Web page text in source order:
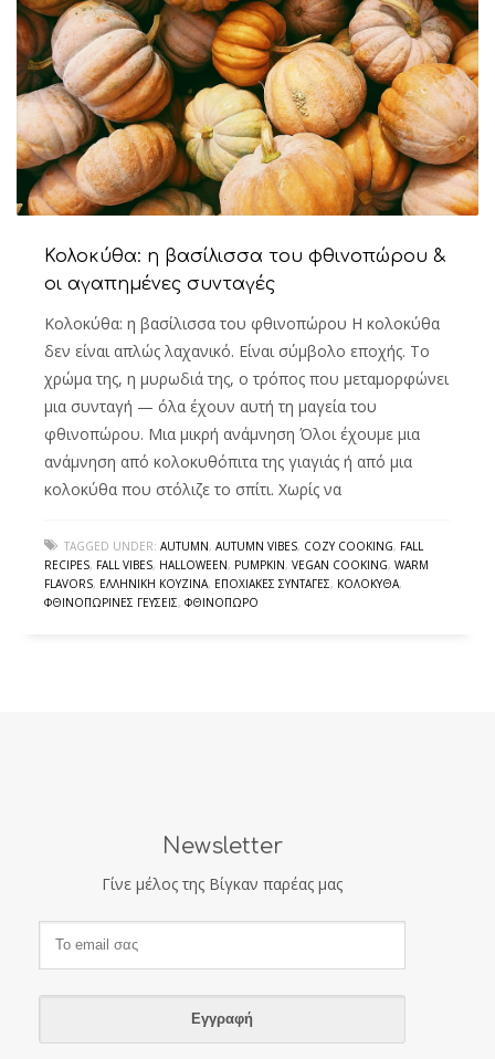
Κολοκύθα: η βασίλισσα του φθινοπώρου &
οι αγαπημένες συνταγές
Κολοκύθα: η βασίλισσα του φθινοπώρου Η κολοκύθα
δεν είναι απλώς λαχανικό. Είναι σύμβολο εποχής. Το
χρώμα της, η μυρωδιά της, ο τρόπος που μεταμορφώνει
μια συνταγή — όλα έχουν αυτή τη μαγεία του
φθινοπώρου. Μια μικρή ανάμνηση Όλοι έχουμε μια
ανάμνηση από κολοκυθόπιτα της γιαγιάς ή από μια
κολοκύθα που στόλιζε το σπίτι. Χωρίς να
TAGGED UNDER: AUTUMN, AUTUMN VIBES, COZY COOKING, FALL
RECIPES, FALL VIBES, HALLOWEEN, PUMPKIN, VEGAN COOKING, WARM
FLAVORS, ΕΛΛΗΝΙΚΉ ΚΟΥΖΊΝΑ, ΕΠΟΧΙΑΚΈΣ ΣΥΝΤΑΓΈΣ, ΚΟΛΟΚΎΘΑ,
ΦΘΙΝΟΠΩΡΙΝΈΣ ΓΕΎΣΕΙΣ, ΦΘΙΝΌΠΩΡΟ
Newsletter
Γίνε μέλος της Βίγκαν παρέας μας